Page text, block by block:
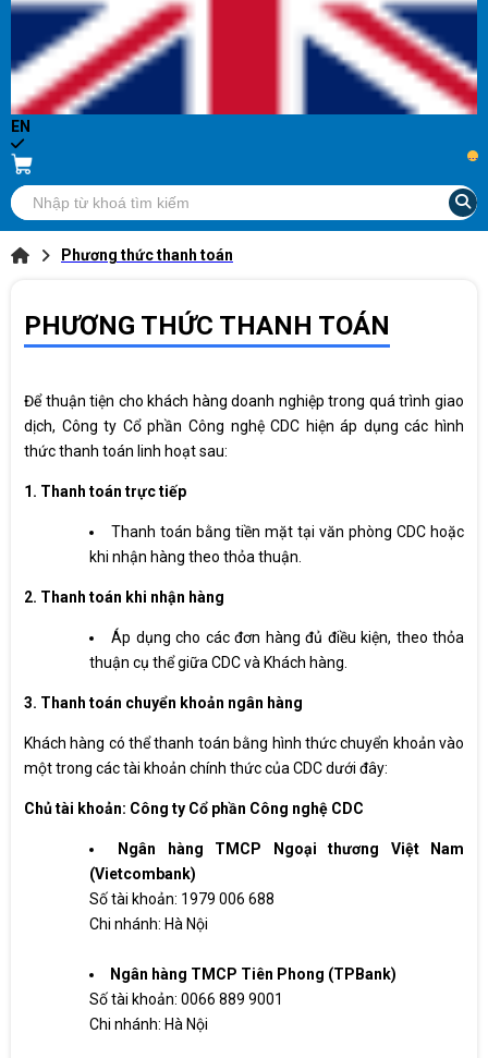
EN
...
Phương thức thanh toán
PHƯƠNG THỨC THANH TOÁN
Để thuận tiện cho khách hàng doanh nghiệp trong quá trình giao
dịch, Công ty Cổ phần Công nghệ CDC hiện áp dụng các hình
thức thanh toán linh hoạt sau:
1. Thanh toán trực tiếp
Thanh toán bằng tiền mặt tại văn phòng CDC hoặc
khi nhận hàng theo thỏa thuận.
2. Thanh toán khi nhận hàng
Áp dụng cho các đơn hàng đủ điều kiện, theo thỏa
thuận cụ thể giữa CDC và Khách hàng.
3. Thanh toán chuyển khoản ngân hàng
Khách hàng có thể thanh toán bằng hình thức chuyển khoản vào
một trong các tài khoản chính thức của CDC dưới đây:
Chủ tài khoản: Công ty Cổ phần Công nghệ CDC
Ngân hàng TMCP Ngoại thương Việt Nam
(Vietcombank)
Số tài khoản: 1979 006 688
Chi nhánh: Hà Nội
Ngân hàng TMCP Tiên Phong (TPBank)
Số tài khoản: 0066 889 9001
Chi nhánh: Hà Nội